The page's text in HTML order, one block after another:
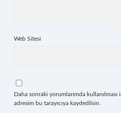
Web Sitesi
Daha sonraki yorumlarımda
adresim bu tarayıcıya kaydedilsin.